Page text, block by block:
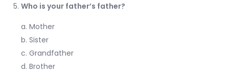
Who is your father’s father?
a. Mother
b. Sister
c. Grandfather
d. Brother